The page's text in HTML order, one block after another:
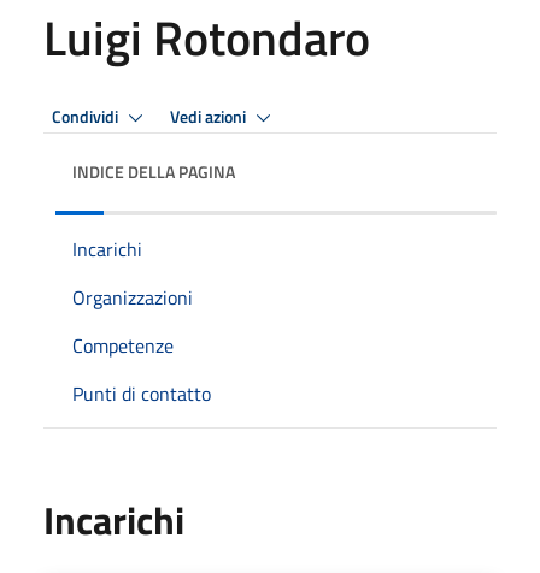
Luigi Rotondaro
Condividi Vedi azioni
INDICE DELLA PAGINA
Incarichi
Organizzazioni
Competenze
Punti di contatto
Incarichi